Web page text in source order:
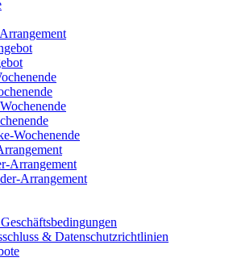
Wochenende
Arrangement
Arrangement
& Datenschutzrichtlinien